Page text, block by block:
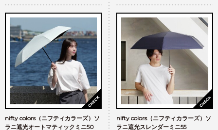
nifty colors（ニフティカラーズ）ソ
ラニ遮光オートマティックミニ50
nifty colors（ニフティカラーズ）ソ
ラニ遮光スレンダーミニ55